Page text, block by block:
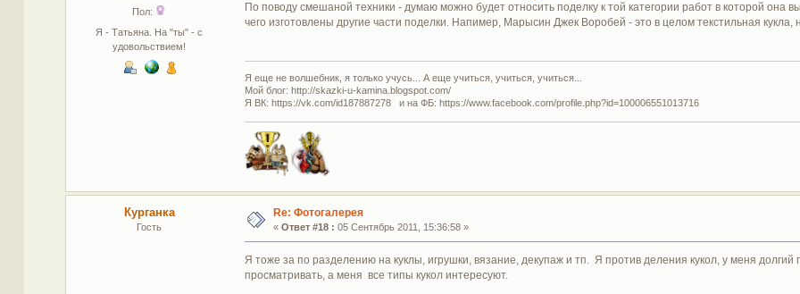
Пол:
Я - Татьяна. На "ты" - с
удовольствием!
По поводу смешаной техники - думаю можно будет относить поделку к той категории работ в которой она
чего изготовлены другие части поделки. Напимер, Марысин Джек Воробей - это в целом текстильная
Я еще не волшебник, я только учусь... А еще учиться, учиться, учиться...
Мой блог: http://skazki-u-kamina.blogspot.com/
Я ВК: https://vk.com/id187887278 и на ФБ: https://www.facebook.com/profile.php?id=100006551013716
Курганка
Гость
Re: Фотогалерея
« Ответ #18 : 05 Сентябрь 2011, 15:36:58 »
Я тоже за по разделению на куклы, игрушки, вязание, декупаж и тп. Я против деления кукол, у меня
просматривать, а меня все типы кукол интересуют.